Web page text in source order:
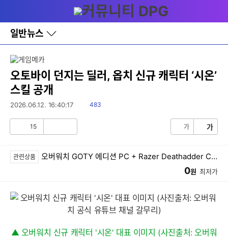
와
홈
일반뉴스
바
로
레
이
어
창
토
오토바이 던지는 딜러, 옵치 신규 캐릭터 ‘시온’
스킬 공개
2026.06.12. 16:40:17
읽
483
15 가 가
관련상품 오버워치 GOTY 에디션 PC + Razer Deathadder Chroma 마우스 패키지 한글판
0원 최저가
▲ 오버워치 신규 캐릭터 '시온' 대표 이미지 (사진출처: 오버워